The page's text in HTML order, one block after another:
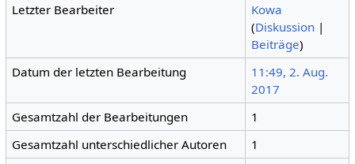
Letzter Bearbeiter
Kowa
(Diskussion |
Beiträge)
Datum der letzten Bearbeitung
11:49, 2. Aug.
2017
Gesamtzahl der Bearbeitungen
1
Gesamtzahl unterschiedlicher Autoren
1